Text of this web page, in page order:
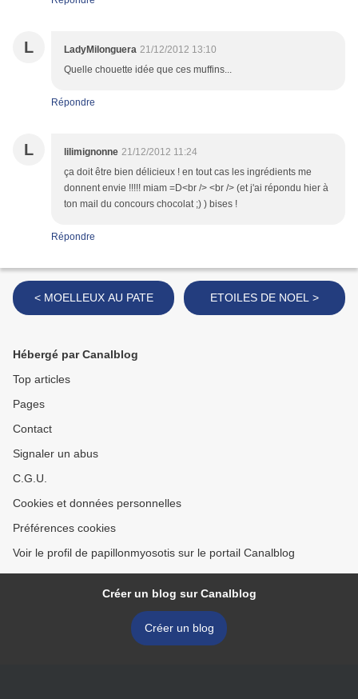
L LadyMilonguera 21/12/2012 13:10
Quelle chouette idée que ces muffins...
Répondre
L lilimignonne 21/12/2012 11:24
ça doit être bien délicieux ! en tout cas les ingrédients me
donnent envie !!!!! miam =D<br /> <br /> (et j'ai répondu hier à
ton mail du concours chocolat ;) ) bises !
Répondre
< MOELLEUX AU PATE ETOILES DE NOEL >
Hébergé par Canalblog
Top articles
Pages
Contact
Signaler un abus
C.G.U.
Cookies et données personnelles
Préférences cookies
Voir le profil de papillonmyosotis sur le portail Canalblog
Créer un blog sur Canalblog
Créer un blog